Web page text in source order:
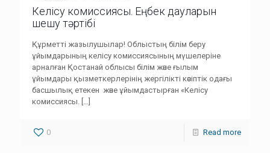
Келісу комиссиясы. Еңбек дауларын
шешу тәртібі
Құрметті жазылушылар! Облыстың білім беру
ұйымдарының келісу комиссиясының мүшелеріне
арналған Қостанай облысы білім және ғылым
ұйымдары қызметкерлерінің жергілікті кәсіптік одағы
басшылық етекен және ұйымдастырған «Келісу
комиссиясы. […]
0 Read more